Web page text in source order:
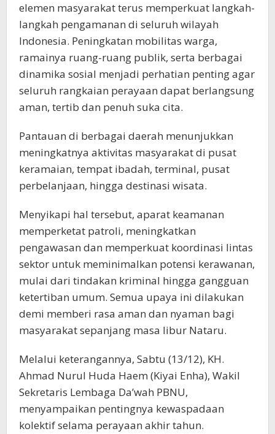
elemen masyarakat terus memperkuat langkah-
langkah pengamanan di seluruh wilayah
Indonesia. Peningkatan mobilitas warga,
ramainya ruang-ruang publik, serta berbagai
dinamika sosial menjadi perhatian penting agar
seluruh rangkaian perayaan dapat berlangsung
aman, tertib dan penuh suka cita.
Pantauan di berbagai daerah menunjukkan
meningkatnya aktivitas masyarakat di pusat
keramaian, tempat ibadah, terminal, pusat
perbelanjaan, hingga destinasi wisata.
Menyikapi hal tersebut, aparat keamanan
memperketat patroli, meningkatkan
pengawasan dan memperkuat koordinasi lintas
sektor untuk meminimalkan potensi kerawanan,
mulai dari tindakan kriminal hingga gangguan
ketertiban umum. Semua upaya ini dilakukan
demi memberi rasa aman dan nyaman bagi
masyarakat sepanjang masa libur Nataru.
Melalui keterangannya, Sabtu (13/12), KH.
Ahmad Nurul Huda Haem (Kiyai Enha), Wakil
Sekretaris Lembaga Da’wah PBNU,
menyampaikan pentingnya kewaspadaan
kolektif selama perayaan akhir tahun.